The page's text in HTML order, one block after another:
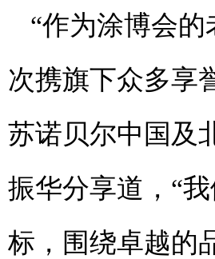
“作为涂博会
次携旗下众多享
苏诺贝尔中国及
振华分享道，“
标，围绕卓越的